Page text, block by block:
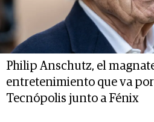
Philip Anschutz, el
entretenimiento que va
Tecnópolis junto a Fénix